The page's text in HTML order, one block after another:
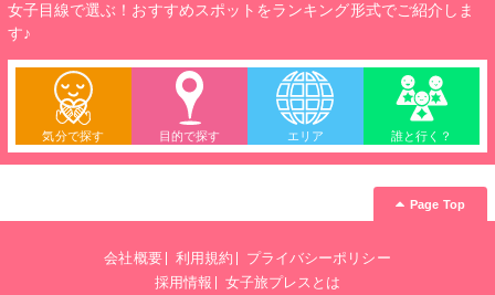
女子目線で選ぶ！おすすめスポットをランキング形式でご紹介しま
す♪
気分で探す 目的で探す エリア 誰と行く？
Page Top
会社概要 利用規約
プライバシーポリシー
採用情報
女子旅プレスとは